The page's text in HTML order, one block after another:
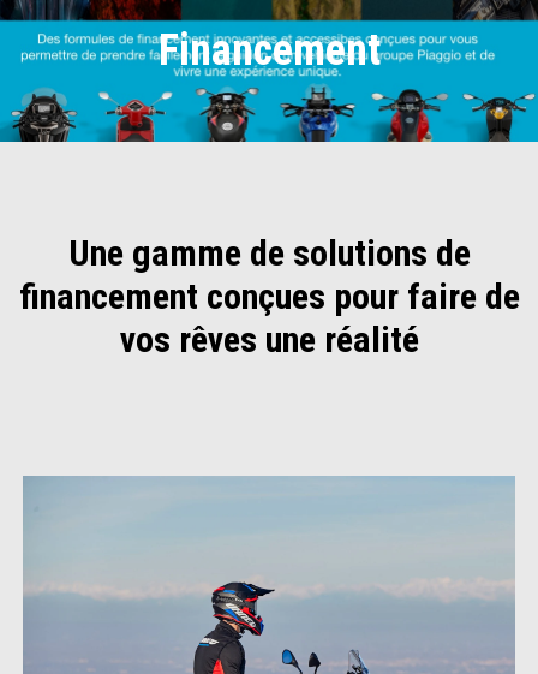
Financement
Une gamme de solutions de
financement conçues pour faire de
vos rêves une réalité